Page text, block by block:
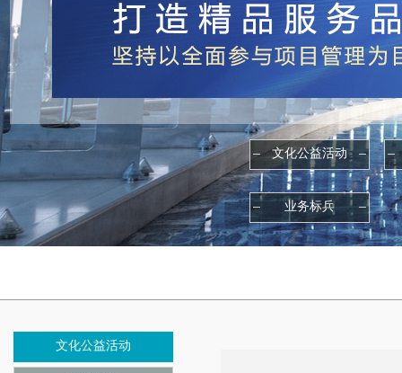
文化公益活动
业务标兵
文化公益活动